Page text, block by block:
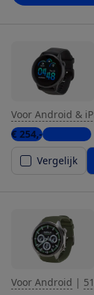
Voor Android &
€ 254,-10 winkels
Vergelijk
Voor Android |